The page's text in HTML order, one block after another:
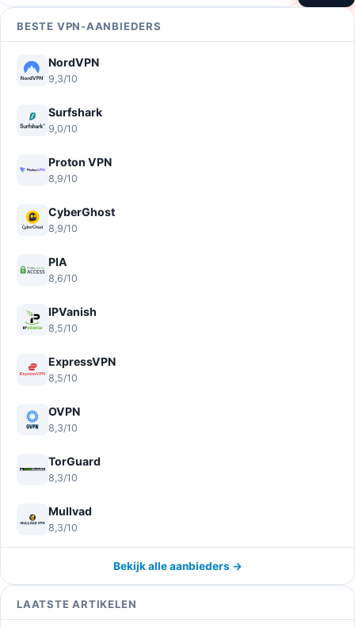
BESTE VPN-AANBIEDERS
NordVPN
9,3/10
Surfshark
9,0/10
Proton VPN
8,9/10
CyberGhost
8,9/10
PIA
8,6/10
IPVanish
8,5/10
ExpressVPN
8,5/10
OVPN
8,3/10
TorGuard
8,3/10
Mullvad
8,3/10
Bekijk alle aanbieders →
LAATSTE ARTIKELEN